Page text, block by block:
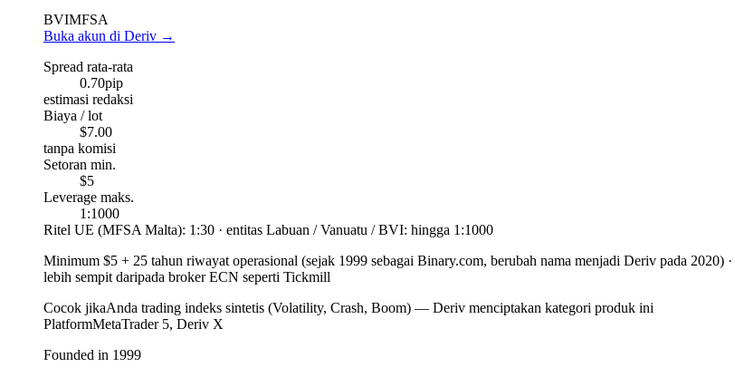
BVIMFSA
Buka akun di Deriv →
Spread rata-rata
0.70pip
estimasi redaksi
Biaya / lot
$7.00
tanpa komisi
Setoran min.
$5
Leverage maks.
1:1000
Ritel UE (MFSA Malta): 1:30 · entitas Labuan / Vanuatu / BVI: hingga 1:1000
Minimum $5 + 25 tahun riwayat operasional (sejak 1999 sebagai Binary.com, berubah nama menjadi Deriv pada 2020) ·
lebih sempit daripada broker ECN seperti Tickmill
Cocok jikaAnda trading indeks sintetis (Volatility, Crash, Boom) — Deriv menciptakan kategori produk ini
PlatformMetaTrader 5, Deriv X
Founded in 1999